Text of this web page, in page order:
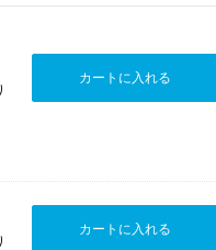
カートに入れる
カートに入れる